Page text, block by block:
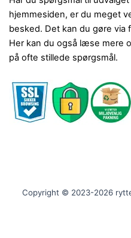
hjemmesiden, er du meget
besked. Det kan du gøre via
Her kan du også læse mere
på ofte stillede spørgsmål.
Copyright © 2023-2026